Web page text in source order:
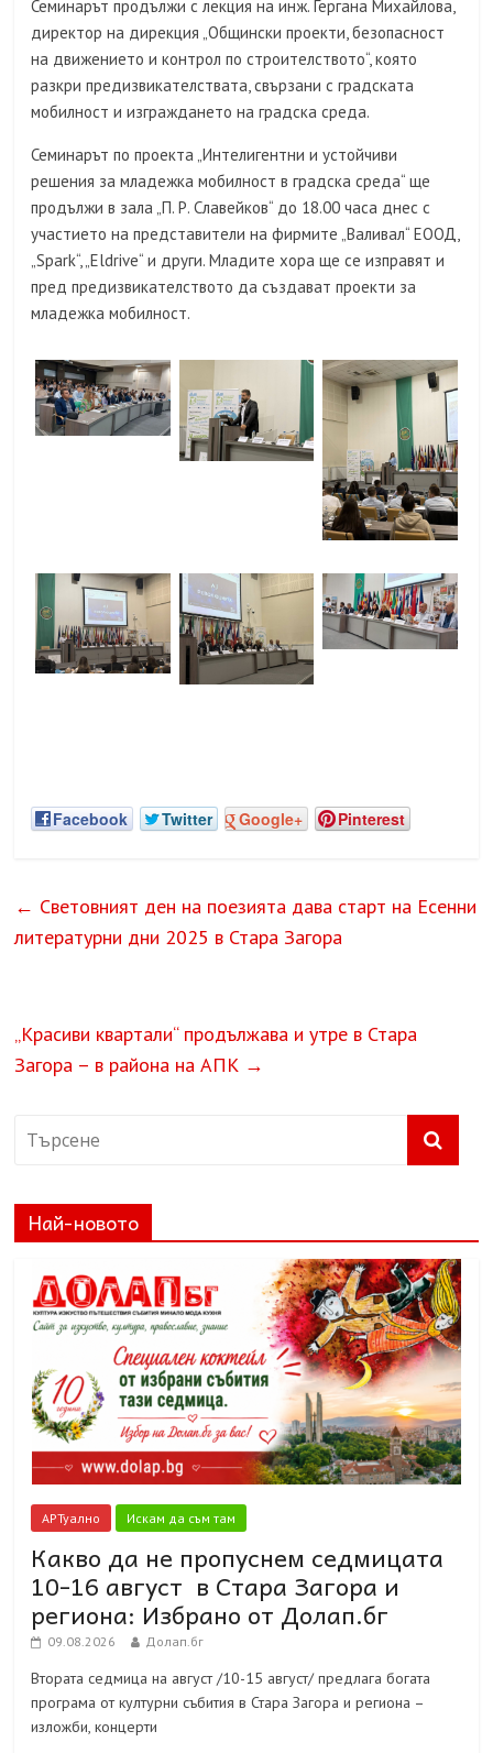
Семинарът продължи с лекция на инж. Гергана Михайлова,
директор на дирекция „Общински проекти, безопасност
на движението и контрол по строителството“, която
разкри предизвикателствата, свързани с градската
мобилност и изграждането на градска среда.
Семинарът по проекта „Интелигентни и устойчиви
решения за младежка мобилност в градска среда“ ще
продължи в зала „П. Р. Славейков“ до 18.00 часа днес с
участието на представители на фирмите „Валивал“ ЕООД,
„Spark“, „Eldrive“ и други. Младите хора ще се изправят и
пред предизвикателството да създават проекти за
младежка мобилност.
Facebook Twitter Google+ Pinterest
← Световният ден на поезията дава старт на Есенни
литературни дни 2025 в Стара Загора
„Красиви квартали“ продължава и утре в Стара
Загора – в района на АПК →
Най-новото
АРТуално Искам да съм там
Какво да не пропуснем седмицата
10-16 август в Стара Загора и
региона: Избрано от Долап.бг
09.08.2026 Долап.бг
Втората седмица на август /10-15 август/ предлага богата
програма от културни събития в Стара Загора и региона –
изложби, концерти